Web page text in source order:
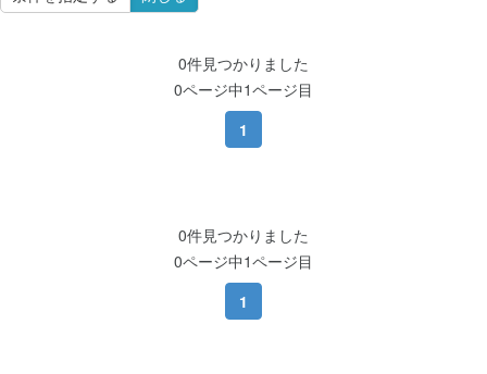
0件見つかりました
0ページ中1ページ目
1
0件見つかりました
0ページ中1ページ目
1